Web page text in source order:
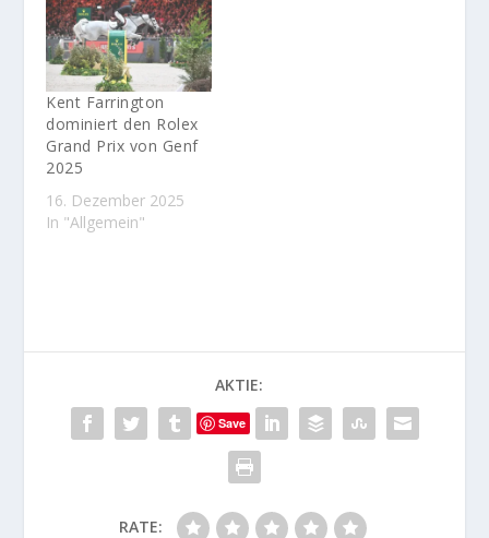
Kent Farrington
dominiert den Rolex
Grand Prix von Genf
2025
16. Dezember 2025
In "Allgemein"
AKTIE:
Save
RATE: